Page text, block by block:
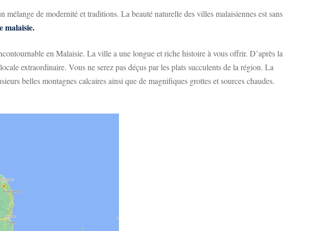
mélange de modernité et traditions. La beauté naturelle des villes malaisiennes est sans
malaisie.
en Malaisie. La ville a une longue et riche histoire à vous offrir. D’après la
extraordinaire. Vous ne serez pas déçus par les plats succulents de la région. La
belles montagnes calcaires ainsi que de magnifiques grottes et sources chaudes.